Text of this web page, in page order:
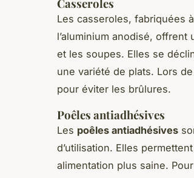
Casseroles
Les casseroles, fabriquées
l’aluminium anodisé, offrent
et les soupes. Elles se
une variété de plats. Lors
pour éviter les brûlures.
Poêles antiadhésives
Les poêles antiadhésives
d’utilisation. Elles
alimentation plus saine.